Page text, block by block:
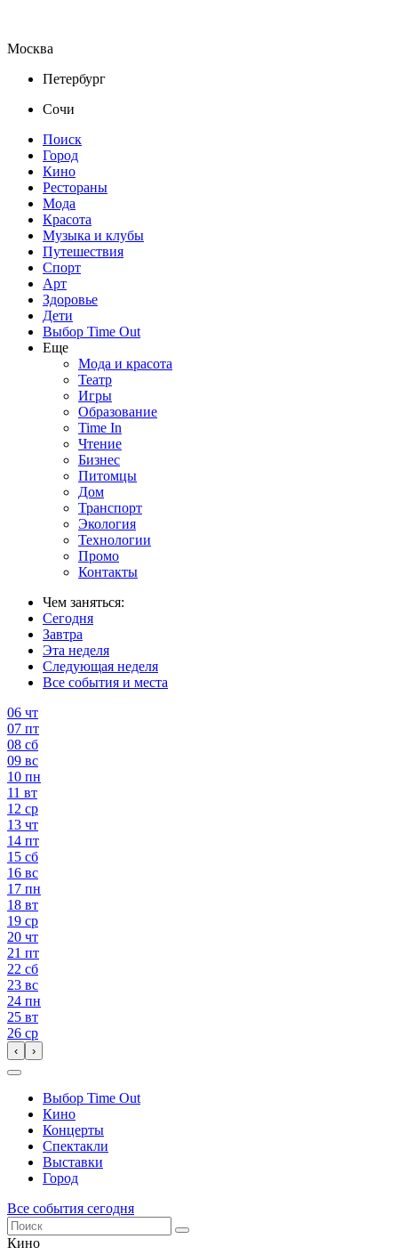
Москва
Петербург
Сочи
Поиск
Город
Кино
Рестораны
Мода
Красота
Музыка и клубы
Путешествия
Спорт
Арт
Здоровье
Дети
Выбор Time Out
Еще
Мода и красота
Театр
Игры
Образование
Time In
Чтение
Бизнес
Питомцы
Дом
Транспорт
Экология
Технологии
Промо
Контакты
Чем заняться:
Сегодня
Завтра
Эта неделя
Следующая неделя
Все события и места
06 чт
07 пт
08 сб
09 вс
10 пн
11 вт
12 ср
13 чт
14 пт
15 сб
16 вс
17 пн
18 вт
19 ср
20 чт
21 пт
22 сб
23 вс
24 пн
25 вт
26 ср
‹ ›
Выбор Time Out
Кино
Концерты
Спектакли
Выставки
Город
Все события сегодня
Кино